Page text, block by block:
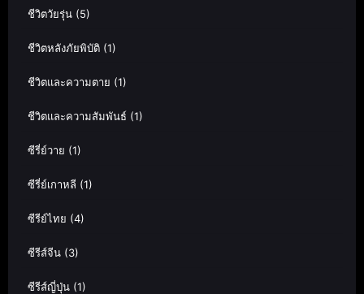
ชีวิตวัยรุ่น (5)
ชีวิตหลังภัยพิบัติ (1)
ชีวิตและความตาย (1)
ชีวิตและความสัมพันธ์ (1)
ซีรี่ย์วาย (1)
ซีรี่ย์เกาหลี (1)
ซีรีย์ไทย (4)
ซีรีส์จีน (3)
ซีรีส์ญี่ปุ่น (1)